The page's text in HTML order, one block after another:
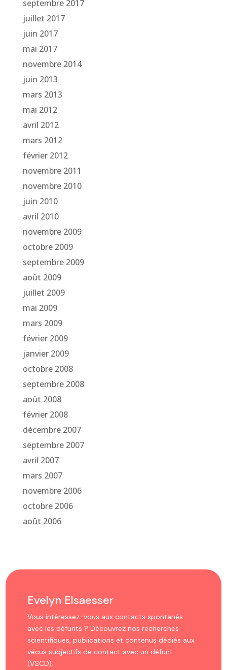
septembre 2017
juillet 2017
juin 2017
mai 2017
novembre 2014
juin 2013
mars 2013
mai 2012
avril 2012
mars 2012
février 2012
novembre 2011
novembre 2010
juin 2010
avril 2010
novembre 2009
octobre 2009
septembre 2009
août 2009
juillet 2009
mai 2009
mars 2009
février 2009
janvier 2009
octobre 2008
septembre 2008
août 2008
février 2008
décembre 2007
septembre 2007
avril 2007
mars 2007
novembre 2006
octobre 2006
août 2006
Evelyn Elsaesser
Vous intéressez-vous aux contacts spontanés
avec les défunts ? Découvrez nos recherches
scientifiques, publications et contenus dédiés aux
vécus subjectifs de contact avec un défunt
(VSCD).